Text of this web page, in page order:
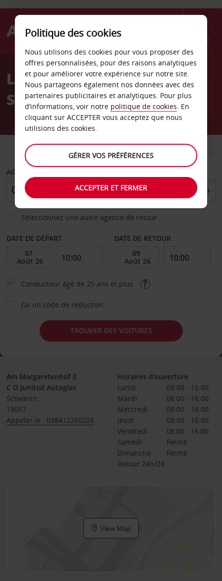
Menu
AvisLocation de voiture
Stuttgart Vaihingen
VOITURE UTILITAIRE
AGENCE DE DÉPART
Sélectionnez une autre agence de retour
DATE DE DÉPART DATE DE RETOUR
Conducteur âgé de 25 ans et plus
J’ai un code de réduction
TROUVER DES VOITURES
Am Margaretenhof 3
C O Junited Autoglas
Schwerin
19057
Appeler le : 038412260226
Horaires d'ouverture
Lundi
08:00 - 16:00
Mardi
08:00 - 16:00
Mercredi
08:00 - 16:00
Jeudi
08:00 - 16:00
Vendredi
08:00 - 16:00
Samedi
Fermé
Dimanche
Fermé
Retour 24h/24
View Map
Politique des cookies
Nous utilisons des cookies pour vous proposer des
offres personnalisées, pour des raisons analytiques
et pour améliorer votre expérience sur notre site.
Nous partageons également nos données avec des
partenaires publicitaires et analytiques. Pour plus
d’informations, voir notre politique de cookies. En
cliquant sur ACCEPTER vous acceptez que nous
utilisions des cookies.
GÉRER VOS PRÉFÉRENCES
ACCEPTER ET FERMER